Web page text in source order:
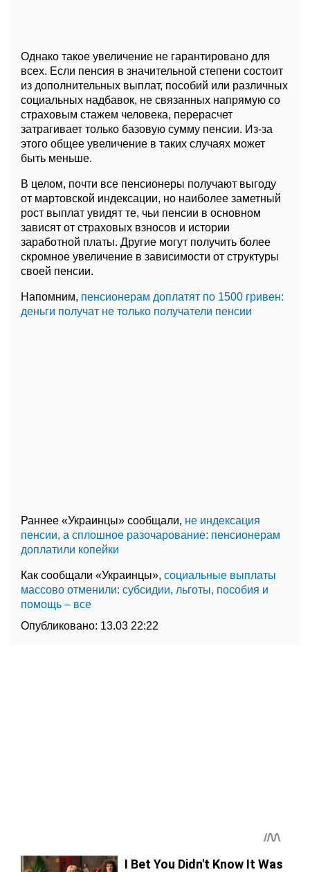
Однако такое увеличение не гарантировано для
всех. Если пенсия в значительной степени состоит
из дополнительных выплат, пособий или различных
социальных надбавок, не связанных напрямую со
страховым стажем человека, перерасчет
затрагивает только базовую сумму пенсии. Из-за
этого общее увеличение в таких случаях может
быть меньше.
В целом, почти все пенсионеры получают выгоду
от мартовской индексации, но наиболее заметный
рост выплат увидят те, чьи пенсии в основном
зависят от страховых взносов и истории
заработной платы. Другие могут получить более
скромное увеличение в зависимости от структуры
своей пенсии.
Напомним, пенсионерам доплатят по 1500 гривен:
деньги получат не только получатели пенсии
Раннее «Украинцы» сообщали, не индексация
пенсии, а сплошное разочарование: пенсионерам
доплатили копейки
Как сообщали «Украинцы», социальные выплаты
массово отменили: субсидии, льготы, пособия и
помощь – все
Опубликовано: 13.03 22:22